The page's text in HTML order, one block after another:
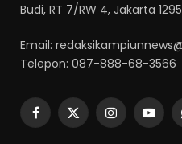
Budi, RT 7/RW 4, Jakarta
Email:
Telepon: 087-888-68-3566
Facebook
X
Instagram